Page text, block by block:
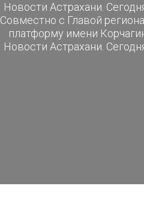
Новости Астрахани.
Совместно с Главой
платформу имени
Новости Астрахани.